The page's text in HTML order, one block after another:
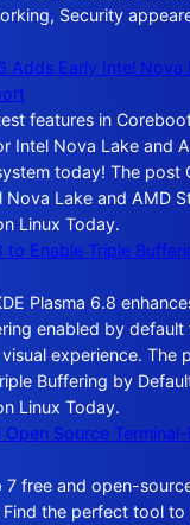
Security
Adds Early Intel Nova
features in
Intel Nova Lake and
today! The post
Nova Lake and AMD
Linux Today.
to Enable Triple
Plasma 6.8
enabled by default
experience. The
Buffering by
Linux Today.
Open Source
7 free and open-
Find the perfect tool